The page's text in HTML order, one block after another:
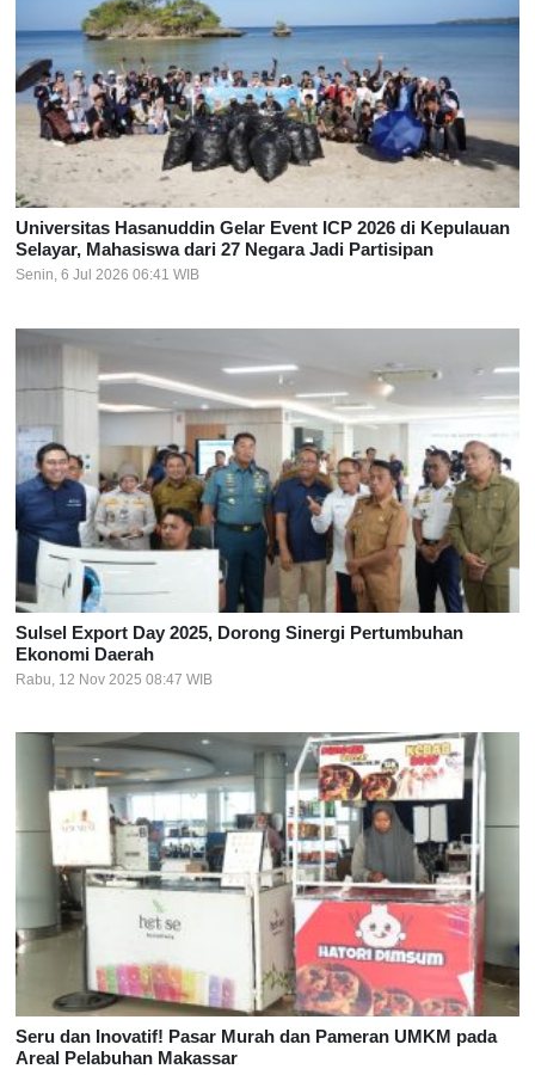
Universitas Hasanuddin Gelar Event ICP 2026 di Kepulauan
Selayar, Mahasiswa dari 27 Negara Jadi Partisipan
Senin, 6 Jul 2026 06:41 WIB
Sulsel Export Day 2025, Dorong Sinergi Pertumbuhan
Ekonomi Daerah
Rabu, 12 Nov 2025 08:47 WIB
Seru dan Inovatif! Pasar Murah dan Pameran UMKM pada
Areal Pelabuhan Makassar